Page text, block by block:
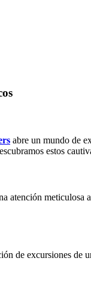
abre un mundo de
estos
atención meticulosa
de excursiones de